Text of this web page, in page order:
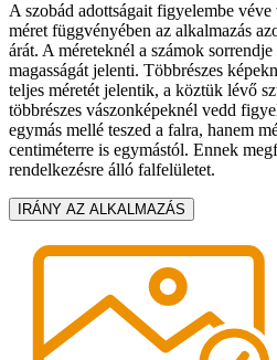
A szobád adottságait figyelembe
méret függvényében az alkalmazás
árát. A méreteknél a számok sorrendje
magasságát jelenti. Többrészes
teljes méretét jelentik, a köztük lévő
többrészes vászonképeknél vedd
egymás mellé teszed a falra, hanem
centiméterre is egymástól. Ennek
rendelkezésre álló falfelületet.
IRÁNY AZ ALKALMAZÁS